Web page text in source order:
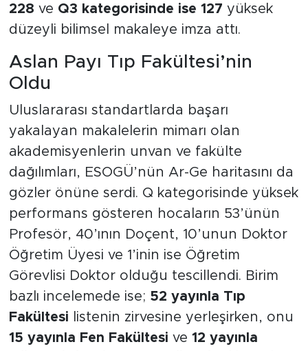
228 ve Q3 kategorisinde ise 127 yüksek
düzeyli bilimsel makaleye imza attı.
Aslan Payı Tıp Fakültesi’nin
Oldu
Uluslararası standartlarda başarı
yakalayan makalelerin mimarı olan
akademisyenlerin unvan ve fakülte
dağılımları, ESOGÜ’nün Ar-Ge haritasını da
gözler önüne serdi. Q kategorisinde yüksek
performans gösteren hocaların 53’ünün
Profesör, 40’ının Doçent, 10’unun Doktor
Öğretim Üyesi ve 1’inin ise Öğretim
Görevlisi Doktor olduğu tescillendi. Birim
bazlı incelemede ise; 52 yayınla Tıp
Fakültesi listenin zirvesine yerleşirken, onu
15 yayınla Fen Fakültesi ve 12 yayınla